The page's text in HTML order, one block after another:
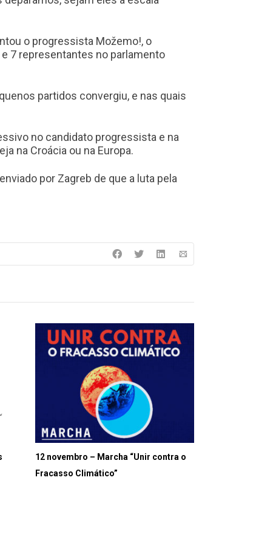
o progressista Možemo!, o
7 representantes no parlamento
partidos convergiu, e nas quais
no candidato progressista e na
na Croácia ou na Europa.
por Zagreb de que a luta pela
12 novembro – Marcha “Unir contra o
Fracasso Climático”